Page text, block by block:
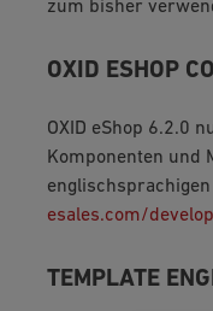
zum bisher
OXID ESHOP
OXID eShop 6.2.0
Komponenten und
esales.com/
TEMPLATE